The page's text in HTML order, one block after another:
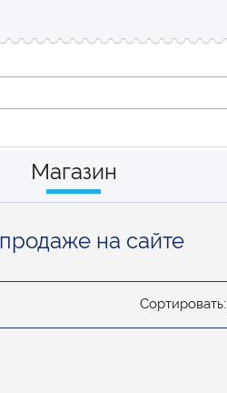
Магазин
на сайте